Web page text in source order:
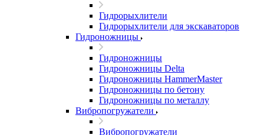
Гидрорыхлители
Гидрорыхлители для экскаваторов
Гидроножницы
Гидроножницы
Гидроножницы Delta
Гидроножницы HammerMaster
Гидроножницы по бетону
Гидроножницы по металлу
Вибропогружатели
Вибропогружатели